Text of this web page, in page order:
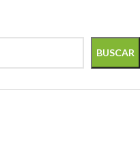
BUSCAR